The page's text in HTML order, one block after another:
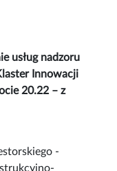
usług nadzoru
Innowacji
20.22 – z
-